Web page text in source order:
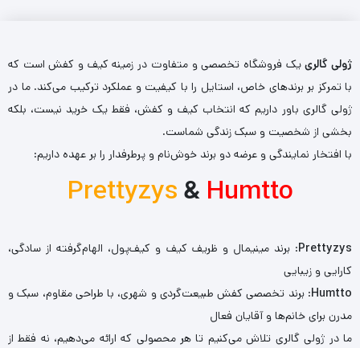
ژولی گالرییک فروشگاه تخصصی و متفاوت در زمینه کیف و کفش است که
با تمرکز بر برندهای خاص، استایل را با کیفیت و عملکرد ترکیب می‌کند. ما در
ژولی گالری باور داریم که انتخاب کیف و کفش، فقط یک خرید نیست، بلکه
بخشی از شخصیت و سبک زندگی شماست.
با افتخار نمایندگی و عرضه دو برند خوش‌نام و پرطرفدار را بر عهده داریم:
Prettyzys& Humtto
Prettyzys: برند مینیمال و ظریف کیف و کیف‌پول، الهام‌گرفته از سادگی،
کارایی و زیبایی
Humtto: برند تخصصی کفش طبیعت‌گردی و شهری، با طراحی مقاوم، سبک و
مدرن برای خانم‌ها و آقایان فعال
ما در ژولی گالری تلاش می‌کنیم تا هر محصولی که ارائه می‌دهیم، نه فقط از